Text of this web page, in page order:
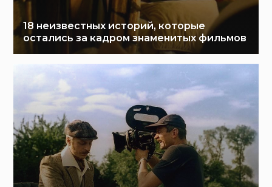
18 неизвестных историй, которые
остались за кадром знаменитых фильмов